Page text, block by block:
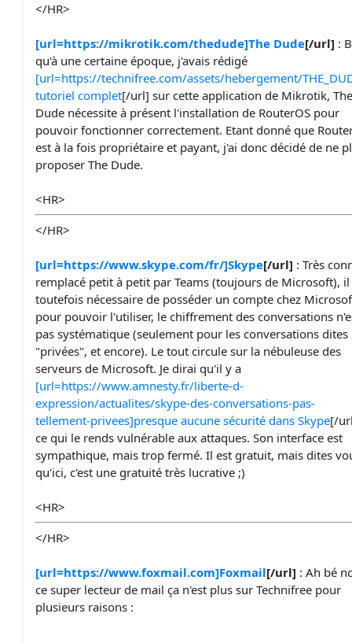
</HR>
[url=https://mikrotik.com/thedude]The Dude[/url] :
qu'à une certaine époque, j'avais rédigé
[url=https://technifree.com/assets/hebergement/
tutoriel complet[/url] sur cette application de Mikrotik, The
Dude nécessite à présent l'installation de RouterOS pour
pouvoir fonctionner correctement. Etant donné que
est à la fois propriétaire et payant, j'ai donc décidé de ne
proposer The Dude.
<HR>
</HR>
[url=https://www.skype.com/fr/]Skype[/url] : Très
remplacé petit à petit par Teams (toujours de Microsoft), il
toutefois nécessaire de posséder un compte chez
pour pouvoir l'utiliser, le chiffrement des conversations
pas systématique (seulement pour les conversations dites
"privées", et encore). Le tout circule sur la nébuleuse des
serveurs de Microsoft. Je dirai qu'il y a
[url=https://www.amnesty.fr/liberte-d-
expression/actualites/skype-des-conversations-pas-
tellement-privees]presque aucune sécurité dans Skype[/
ce qui le rends vulnérable aux attaques. Son interface est
sympathique, mais trop fermé. Il est gratuit, mais dites
qu'ici, c'est une gratuité très lucrative ;)
<HR>
</HR>
[url=https://www.foxmail.com]Foxmail[/url] : Ah bé
ce super lecteur de mail ça n'est plus sur Technifree pour
plusieurs raisons :